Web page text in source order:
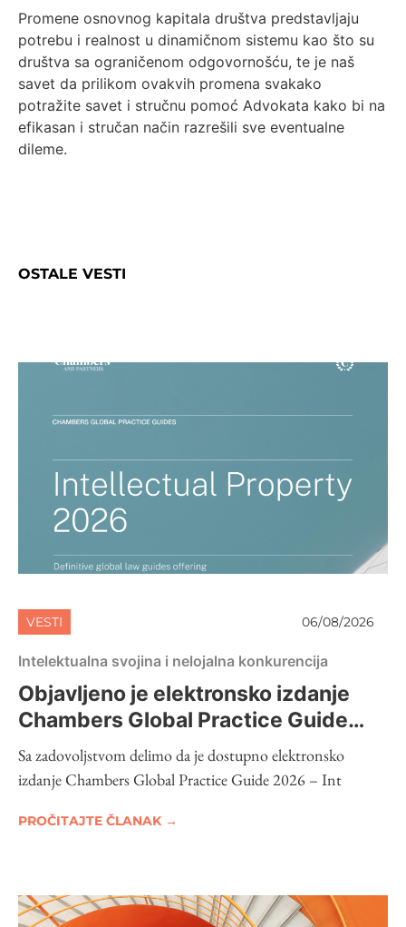
Promene osnovnog kapitala društva predstavljaju
potrebu i realnost u dinamičnom sistemu kao što su
društva sa ograničenom odgovornošću, te je naš
savet da prilikom ovakvih promena svakako
potražite savet i stručnu pomoć Advokata kako bi na
efikasan i stručan način razrešili sve eventualne
dileme.
OSTALE VESTI
VESTI 06/08/2026
Intelektualna svojina i nelojalna konkurencija
Objavljeno je elektronsko izdanje
Chambers Global Practice Guide
2026 – Intellectual Property
Sa zadovoljstvom delimo da je dostupno elektronsko
izdanje Chambers Global Practice Guide 2026 – Int
PROČITAJTE ČLANAK →